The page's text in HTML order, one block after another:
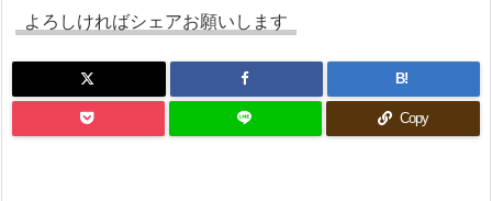
よろしければシェアお願いします
B!
Copy